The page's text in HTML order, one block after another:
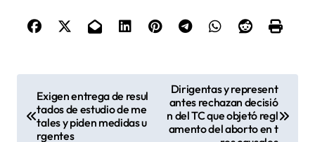
Exigen entrega de resul
tados de estudio de me
tales y piden medidas u
rgentes
Dirigentas y represent
antes rechazan decisió
n del TC que objetó regl
amento del aborto en t